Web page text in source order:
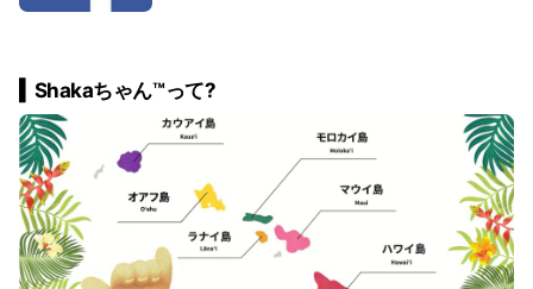
▍Shakaちゃん™って?